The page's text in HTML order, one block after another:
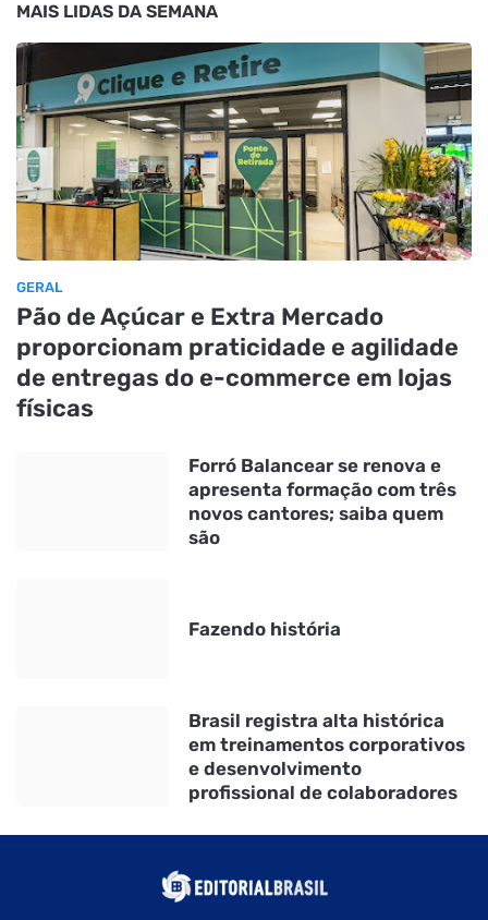
MAIS LIDAS DA SEMANA
GERAL
Pão de Açúcar e Extra Mercado
proporcionam praticidade e agilidade
de entregas do e-commerce em lojas
físicas
Forró Balancear se renova e
apresenta formação com três
novos cantores; saiba quem
são
Fazendo história
Brasil registra alta histórica
em treinamentos corporativos
e desenvolvimento
profissional de colaboradores